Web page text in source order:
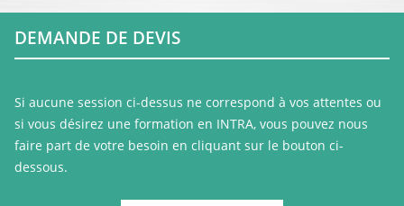
DEMANDE DE DEVIS
Si aucune session ci-dessus ne correspond à vos attentes ou
si vous désirez une formation en INTRA, vous pouvez nous
faire part de votre besoin en cliquant sur le bouton ci-
dessous.